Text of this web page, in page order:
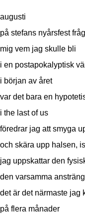
augusti
på stefans nyårsfest
mig vem jag skulle bli
i en postapokalyptisk
i början av året
var det bara en
i the last of us
föredrar jag att smyga
och skära upp halsen,
jag uppskattar den
den varsamma
det är det närmaste jag
på flera månader